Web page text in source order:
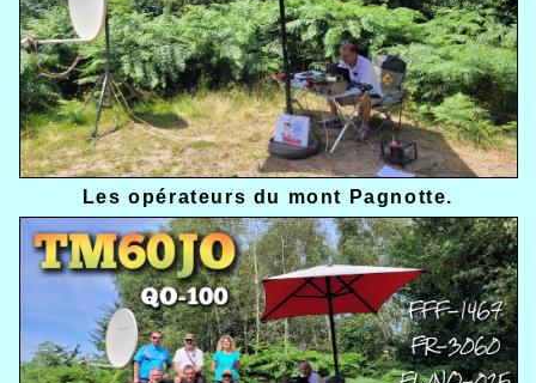
Les opérateurs du mont Pagnotte.